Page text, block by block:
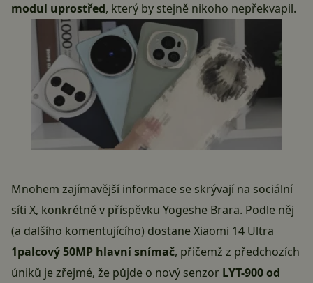
modul uprostřed, který by stejně nikoho nepřekvapil.
Mnohem zajímavější informace se skrývají na sociální
síti X, konkrétně v příspěvku Yogeshe Brara. Podle něj
(a dalšího komentujícího) dostane Xiaomi 14 Ultra
1palcový 50MP hlavní snímač, přičemž z předchozích
úniků je zřejmé, že půjde o nový senzor LYT-900 od